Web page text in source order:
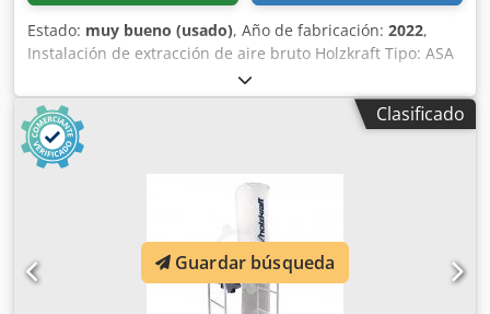
Estado: muy bueno (usado), Año de fabricación: 2022,
Instalación de extracción de aire bruto Holzkraft Tipo: ASA
7703 Para virutas de fresado, cepillado y aserrado (no apta
para polvo) Unidad de extracción giratoria 180° permite la
conducción de aspiración desde abajo o arriba Dsdpey
Ahpxsfx Adyowa Rueda de ventilador robusta de metal
Equipamiento de serie con chasis de alta calidad para
mayor estabilidad y fácil maniobrabilidad Cierres rápidos
para filtro y saco de virutas Dimensiones y pesos: Longitud
aprox.: 1900 mm Ancho/profundidad aprox.: 670 mm
Altura aprox.: 2800 mm Peso neto aprox.: 88 kg Volumen
de recogida de virutas: 2 x 290 l Diámetro exterior de la
boca de entrada: 260 mm Diámetro exterior de las bocas
Clasificado
Guardar búsqueda